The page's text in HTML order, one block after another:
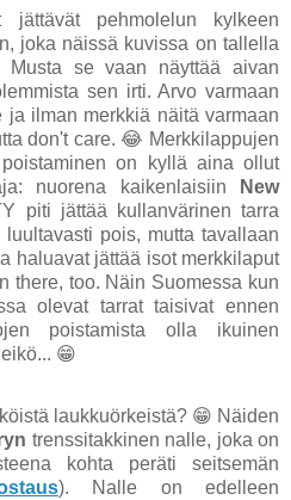
jättävät pehmolelun kylkeen
joka näissä kuvissa on tallella
Musta se vaan näyttää aivan
sen irti. Arvo varmaan
ja ilman merkkiä näitä varmaan
don't care. 😂 Merkkilappujen
on kyllä aina ollut
nuorena kaikenlaisiin
New
piti jättää kullanvärinen tarra
pois, mutta tavallaan
haluavat jättää isot merkkilaput
there, too. Näin Suomessa kun
olevat tarrat taisivat ennen
poistamista olla ikuinen
😁
laukkuörkeistä? 😁 Näiden
trenssitakkinen nalle, joka on
kohta peräti seitsemän
). Nalle on edelleen